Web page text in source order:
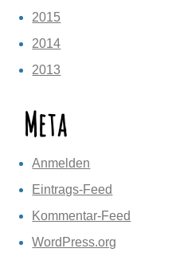
2015
2014
2013
Meta
Anmelden
Eintrags-Feed
Kommentar-Feed
WordPress.org